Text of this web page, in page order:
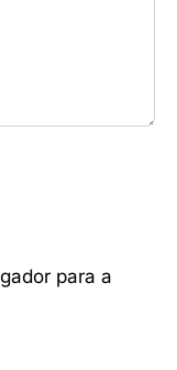
para a